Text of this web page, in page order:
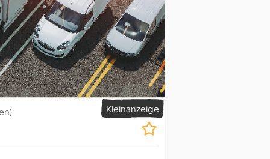
Luft-Luft Federung,
Ladebordwand 1500 kg, Laderaum 7.25 x
Kleinanzeige